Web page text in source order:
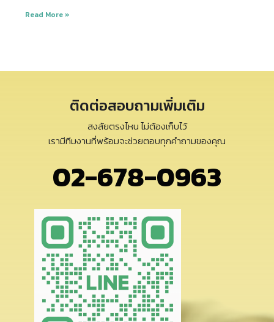
Read More »
ติดต่อสอบถามเพิ่มเติม
สงสัยตรงไหน ไม่ต้องเก็บไว้
เรามีทีมงานที่พร้อมจะช่วยตอบทุกคำถามของคุณ
02-678-0963